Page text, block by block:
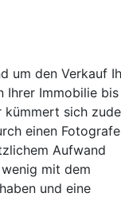
um den Verkauf
Ihrer Immobilie
kümmert sich
einen
Aufwand
mit dem
und eine